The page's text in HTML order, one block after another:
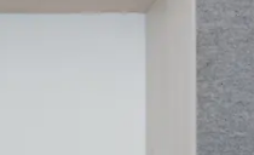
Ära in Sachen